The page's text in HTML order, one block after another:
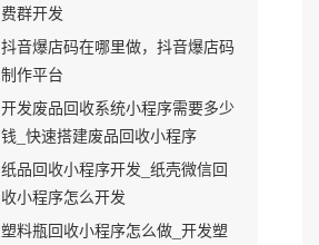
费群开发
抖音爆店码在哪里做，抖音爆店码
制作平台
开发废品回收系统小程序需要多少
钱_快速搭建废品回收小程序
纸品回收小程序开发_纸壳微信回
收小程序怎么开发
塑料瓶回收小程序怎么做_开发塑